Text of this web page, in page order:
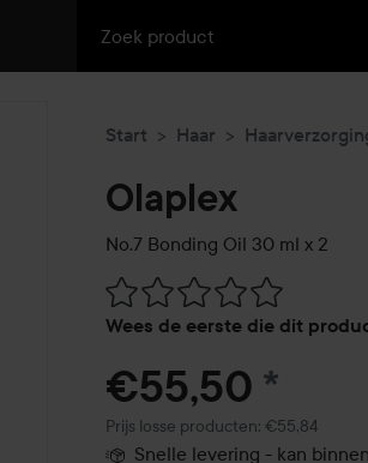
Start Haar
Olaplex
No.7 Bonding Oil 30 ml x 2
Wees de eerste die dit
Ga naar Reviews & reacties
€55,50 *
Prijs losse producten: €55,84
Snelle levering - kan